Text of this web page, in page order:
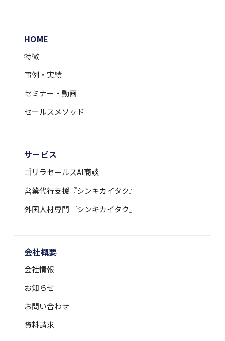
HOME
特徴
事例・実績
セミナー・動画
セールスメソッド
サービス
ゴリラセールスAI商談
営業代行支援『シンキカイタク』
外国人材専門『シンキカイタク』
会社概要
会社情報
お知らせ
お問い合わせ
資料請求